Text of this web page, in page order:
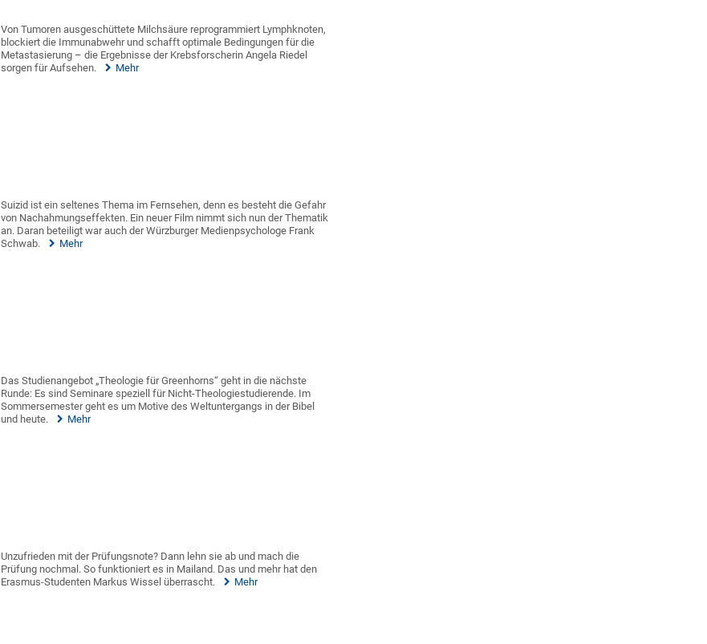
Von Tumoren ausgeschüttete Milchsäure reprogrammiert Lymphknoten,
blockiert die Immunabwehr und schafft optimale Bedingungen für die
Metastasierung – die Ergebnisse der Krebsforscherin Angela Riedel
sorgen für Aufsehen.
Mehr
Suizid ist ein seltenes Thema im Fernsehen, denn es besteht die Gefahr
von Nachahmungseffekten. Ein neuer Film nimmt sich nun der Thematik
an. Daran beteiligt war auch der Würzburger Medienpsychologe Frank
Schwab.
Mehr
Das Studienangebot „Theologie für Greenhorns“ geht in die nächste
Runde: Es sind Seminare speziell für Nicht-Theologiestudierende. Im
Sommersemester geht es um Motive des Weltuntergangs in der Bibel
und heute.
Mehr
Unzufrieden mit der Prüfungsnote? Dann lehn sie ab und mach die
Prüfung nochmal. So funktioniert es in Mailand. Das und mehr hat den
Erasmus-Studenten Markus Wissel überrascht.
Mehr